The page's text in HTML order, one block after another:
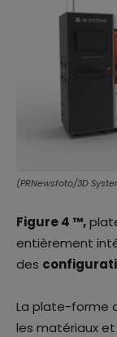
(PRNewsfoto/3D
Figure 4 ™,
entièrement
des
La plate-forme
les matériaux